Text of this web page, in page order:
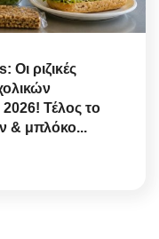
ριζικές
Τέλος το
& μπλόκο...